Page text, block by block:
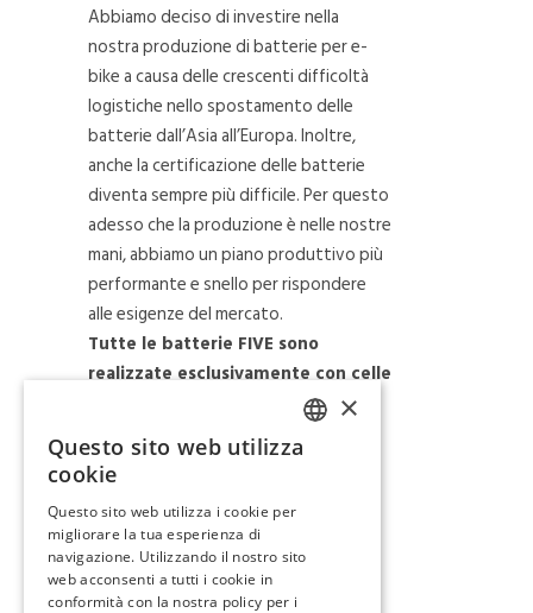
Abbiamo deciso di investire nella
nostra produzione di batterie per e-
bike a causa delle crescenti difficoltà
logistiche nello spostamento delle
batterie dall’Asia all’Europa. Inoltre,
anche la certificazione delle batterie
diventa sempre più difficile. Per questo
adesso che la produzione è nelle nostre
mani, abbiamo un piano produttivo più
performante e snello per rispondere
alle esigenze del mercato.
Tutte le batterie FIVE sono
realizzate esclusivamente con celle
, sinonimo di qualità e
affidabilità, e sono
certificate
secondo la norma UN 38.3.che
prevede numerosi test (altitudinale,
termico, di vibrazione, d’impatto, di
sovraccarico ecc.) determinanti per la
sicurezza.
×
Questo sito web utilizza
cookie
Questo sito web utilizza i cookie per
migliorare la tua esperienza di
navigazione. Utilizzando il nostro sito
web acconsenti a tutti i cookie in
conformità con la nostra policy per i